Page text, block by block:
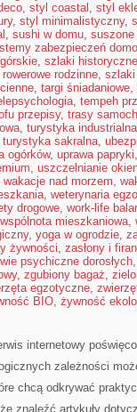
, styl coastal , styl
, styl minimalistyczny,
, sushi w domu, suszone
zabezpieczeń
, szlaki historyczne
rodzinne, szlaki
, targi śniadaniowe,
, tempeh
przepisy, trasy
, turystyka industrialna
turystyka sakralna,
ogórków, uprawa papryki,
, uszczelnianie
wakacje nad morzem,
, weterynaria
drogowe, work-life
wspólnota mieszkaniowa,
, yoga w ogrodzie,
żywności, zasłony i
psychiczne dorosłych,
, zgubiony bagaż,
egzotyczne,
BIO, żywność
internetowy
zależności
chcą odkrywać
znaleźć artykuły